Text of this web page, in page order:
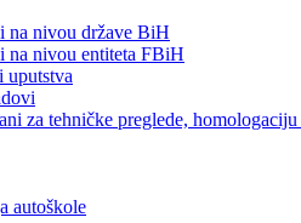
na nivou države BiH
na nivou entiteta FBiH
uputstva
za tehničke preglede,
autoškole